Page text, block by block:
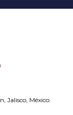
Jalisco, México.